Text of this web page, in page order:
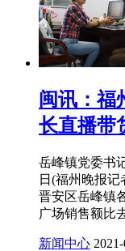
闽讯：福
长直播带
岳峰镇党委书
日(福州晚报记
晋安区岳峰镇
广场销售额比
新闻中心